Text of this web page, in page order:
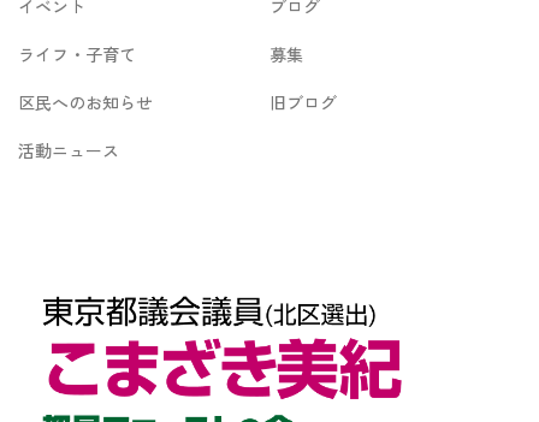
イベント
ブログ
ライフ・子育て
募集
区民へのお知らせ
旧ブログ
活動ニュース